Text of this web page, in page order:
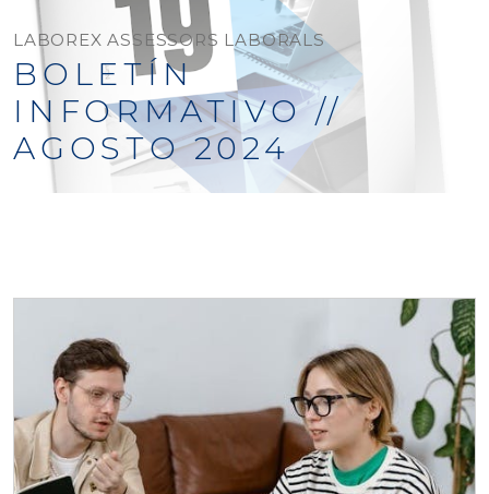
LABOREX ASSESSORS LABORALS
BOLETÍN
INFORMATIVO //
AGOSTO 2024